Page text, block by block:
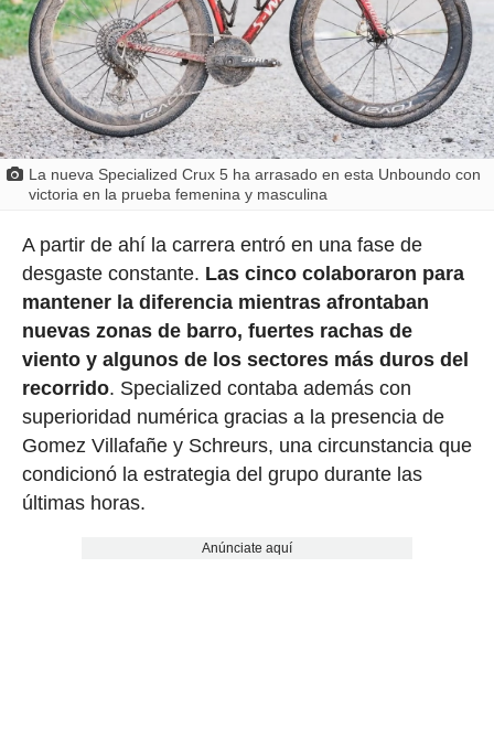
La nueva Specialized Crux 5 ha arrasado en esta Unboundo con
victoria en la prueba femenina y masculina
A partir de ahí la carrera entró en una fase de
desgaste constante. Las cinco colaboraron para
mantener la diferencia mientras afrontaban
nuevas zonas de barro, fuertes rachas de
viento y algunos de los sectores más duros del
recorrido. Specialized contaba además con
superioridad numérica gracias a la presencia de
Gomez Villafañe y Schreurs, una circunstancia que
condicionó la estrategia del grupo durante las
últimas horas.
Anúnciate aquí